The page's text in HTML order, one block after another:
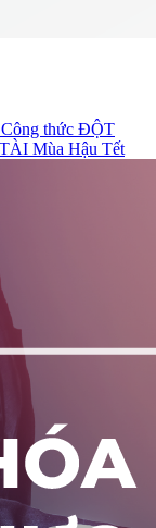
thức ĐỘT
Mùa Hậu Tết